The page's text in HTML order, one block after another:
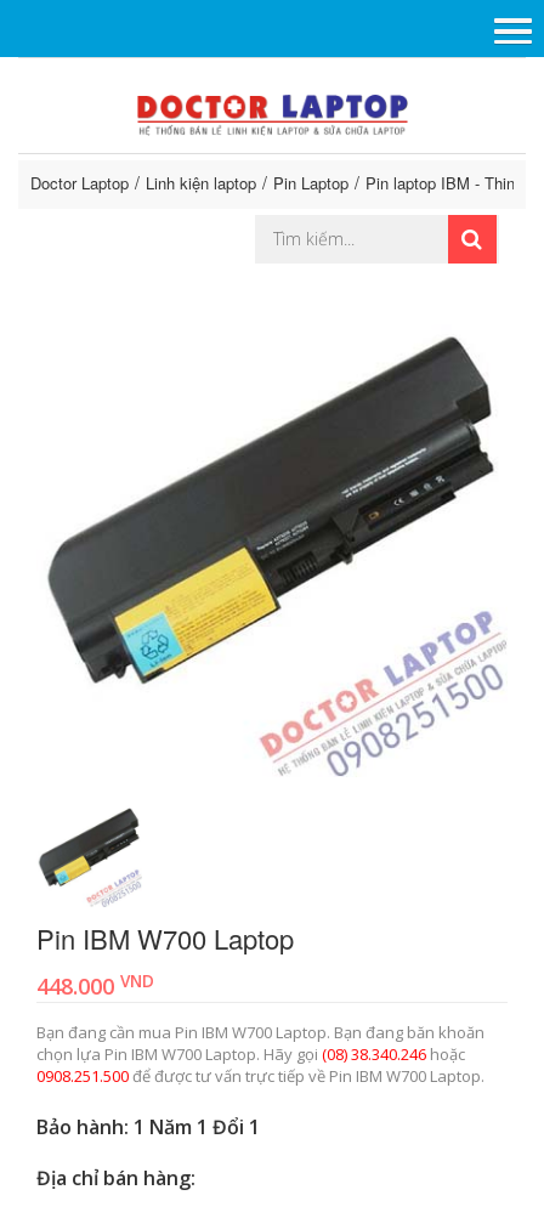
Doctor Laptop Linh kiện laptop Pin Laptop Pin laptop IBM -
Pin IBM W700 Laptop
448.000 VND
Bạn đang cần mua Pin IBM W700 Laptop. Bạn đang băn khoăn
chọn lựa Pin IBM W700 Laptop. Hãy gọi (08) 38.340.246 hoặc
0908.251.500để được tư vấn trực tiếp về Pin IBM W700 Laptop.
Bảo hành: 1 Năm 1 Đổi 1
Địa chỉ bán hàng: